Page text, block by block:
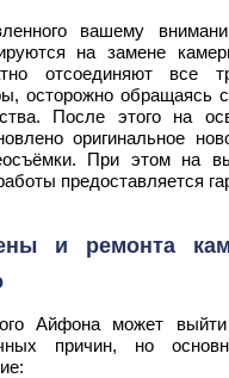
вашему
на замене
отсоединяют все
осторожно обращаясь
После этого на
оригинальное
При этом на
предоставляется
и ремонта
Айфона может
причин, но